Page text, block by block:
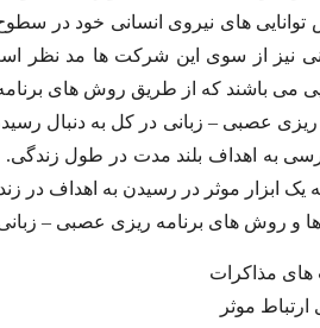
توانایی های نیروی انسانی خود در
نیز از سوی این شرکت ها مد نظر
می باشند که از طریق روش های
ریزی عصبی – زبانی در کل به دنبال
به اهداف بلند مدت در طول زندگی.
یک ابزار موثر در رسیدن به اهداف در
و روش های برنامه ریزی عصبی –
های مذاکرات
ارتباط موثر